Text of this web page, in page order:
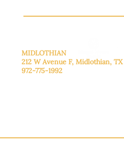
MIDLOTHIAN
212 W Avenue F, Midlothian, TX
972-775-1992